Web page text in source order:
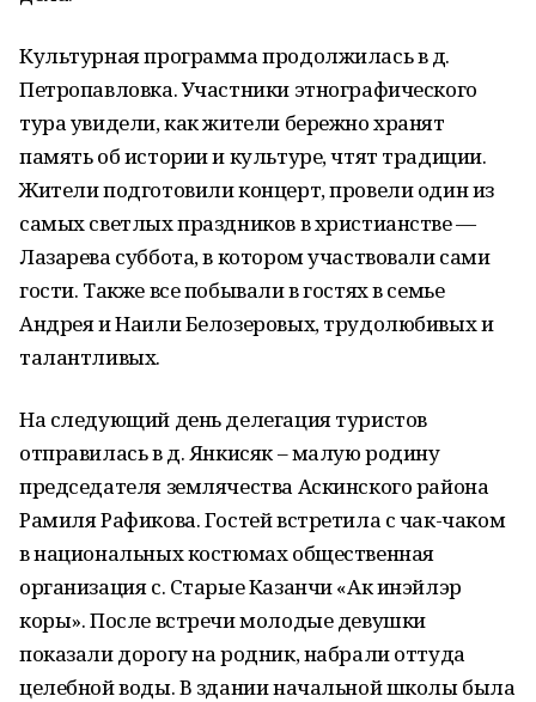
Культурная программа продолжилась в д.
Петропавловка. Участники этнографического
тура увидели, как жители бережно хранят
память об истории и культуре, чтят традиции.
Жители подготовили концерт, провели один из
самых светлых праздников в христианстве —
Лазарева суббота, в котором участвовали сами
гости. Также все побывали в гостях в семье
Андрея и Наили Белозеровых, трудолюбивых и
талантливых.
На следующий день делегация туристов
отправилась в д. Янкисяк – малую родину
председателя землячества Аскинского района
Рамиля Рафикова. Гостей встретила с чак-чаком
в национальных костюмах общественная
организация с. Старые Казанчи «Ак инэйлэр
коры». После встречи молодые девушки
показали дорогу на родник, набрали оттуда
целебной воды. В здании начальной школы была